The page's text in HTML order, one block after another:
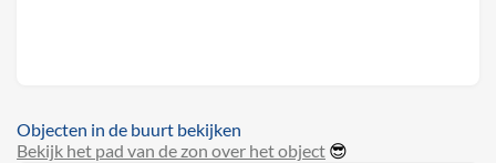
Objecten in de buurt bekijken
Bekijk het pad van de zon over het object 😎